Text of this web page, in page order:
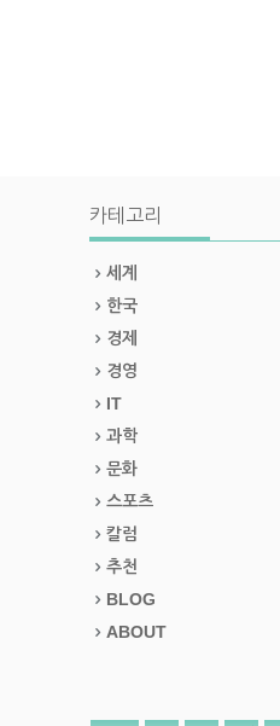
카테고리
세계
한국
경제
경영
IT
과학
문화
스포츠
칼럼
추천
BLOG
ABOUT